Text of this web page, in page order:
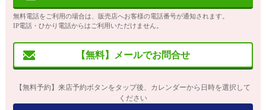
無料電話をご利用の場合は、販売店へお客様の電話番号が通知されます。
IP電話・ひかり電話からはご利用いただけません。
【無料】メールでお問合せ
【無料予約】来店予約ボタンをタップ後、カレンダーから日時を選択して
ください